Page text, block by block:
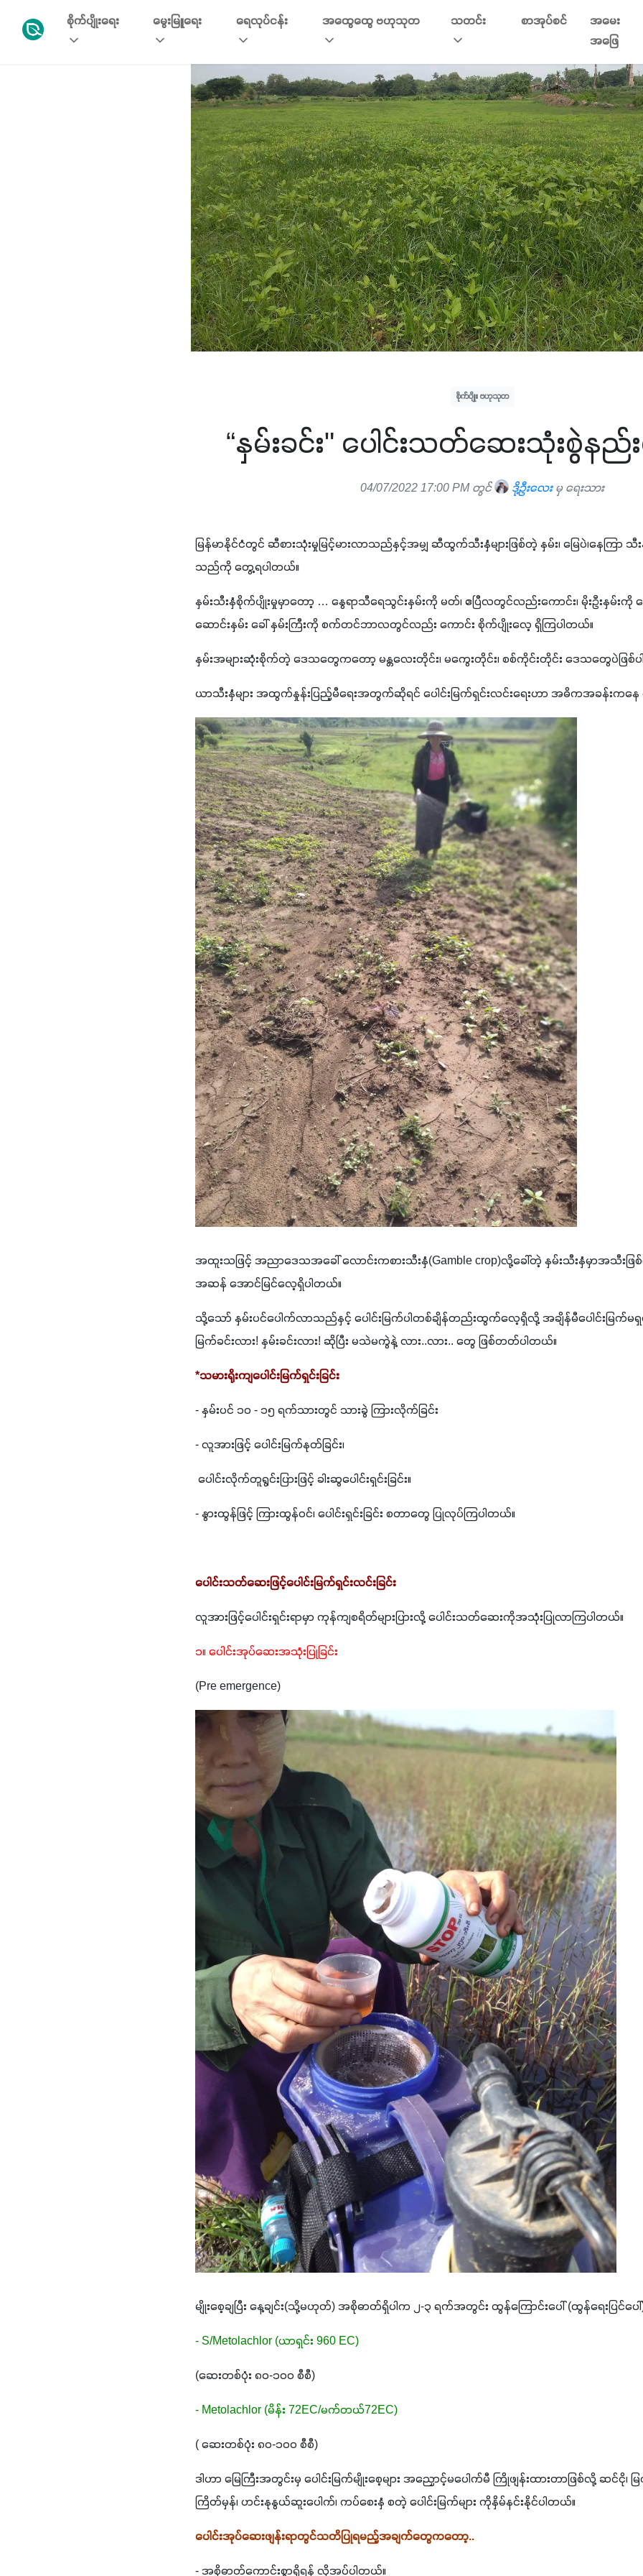
စိုက်ပျိုးရေး မွေးမြူရေး ရေလုပ်ငန်း အထွေထွေ ဗဟုသုတ သတင်း စာအုပ်စင်
အမေး
အဖြေ
စိုက်ပျိုး ဗဟုသုတ
“နှမ်းခင်း" ပေါင်းသတ်ဆေးသုံးစွဲနည်း
04/07/2022 17:00 PM တွင် ဒို့ဦး​လေးမှ ရေးသား
မြန်မာနိုင်ငံတွင် ဆီစားသုံးမှုမြင့်မားလာသည်နှင့်အမျှ ဆီထွက်သီးနှံများဖြစ်တဲ့ နှမ်း၊ မြေပဲ၊နေကြာ သီးနှံ
သည်ကို တွေ့ရပါတယ်။
နှမ်းသီးနှံစိုက်ပျိုးမှုမှာတော့ … နွေရာသီရေသွင်းနှမ်းကို မတ်၊ ဧပြီလတွင်လည်းကောင်း၊ မိုးဦးနှမ်း
ဆောင်းနှမ်း ခေါ် နှမ်းကြီးကို စက်တင်ဘာလတွင်လည်း ကောင်း စိုက်ပျိုးလေ့ ရှိကြပါတယ်။
နှမ်းအများဆုံးစိုက်တဲ့ ဒေသတွေကတော့ မန္တလေးတိုင်း၊ မကွေးတိုင်း၊ စစ်ကိုင်းတိုင်း ဒေသတွေပဲဖြစ်
ယာသီးနှံများ အထွက်နှုန်းပြည့်မီရေးအတွက်ဆိုရင် ပေါင်းမြက်ရှင်းလင်းရေးဟာ အဓိကအခန်းကနေ
အထူးသဖြင့် အညာဒေသအခေါ် လောင်းကစားသီးနှံ(Gamble crop)လို့ခေါ်တဲ့ နှမ်းသီးနှံမှာအသီးဖြစ်
အဆန် အောင်မြင်လေ့ရှိပါတယ်။
သို့သော် နှမ်းပင်ပေါက်လာသည်နှင့် ပေါင်းမြက်ပါတစ်ချိန်တည်းထွက်လေ့ရှိလို့ အချိန်မီပေါင်းမြက်မရှင်
မြက်ခင်းလား! နှမ်းခင်းလား! ဆိုပြီး မသဲမကွဲနဲ့ လား..လား.. တွေ ဖြစ်တတ်ပါတယ်။
*သမားရိုးကျပေါင်းမြက်ရှင်းခြင်း
- နှမ်းပင် ၁၀ - ၁၅ ရက်သားတွင် သားခွဲ ကြားလိုက်ခြင်း
- လူအားဖြင့် ပေါင်းမြက်နုတ်ခြင်း၊
ပေါင်းလိုက်တူရွင်းပြားဖြင့် ခါးဆွပေါင်းရှင်းခြင်း။
- နွားထွန်ဖြင့် ကြားထွန်ဝင်၊ ပေါင်းရှင်းခြင်း စတာတွေ ပြုလုပ်ကြပါတယ်။
ပေါင်းသတ်ဆေးဖြင့်ပေါင်းမြက်ရှင်းလင်းခြင်း
လူအားဖြင့်ပေါင်းရှင်းရာမှာ ကုန်ကျစရိတ်များပြားလို့ ပေါင်းသတ်ဆေးကိုအသုံးပြုလာကြပါတယ်။
၁။ ပေါင်းအုပ်ဆေးအသုံးပြုခြင်း
(Pre emergence)
မျိုးစေ့ချပြီး နေ့ချင်း(သို့မဟုတ်) အစိုဓာတ်ရှိပါက ၂-၃ ရက်အတွင်း ထွန်ကြောင်းပေါ် (ထွန်ရေးပြင်ပေါ်)
- S/Metolachlor (ယာရှင်း 960 EC)
(ဆေးတစ်ပုံး ၈၀-၁၀၀ စီစီ)
- Metolachlor (မိန်း 72EC/မက်တယ်72EC)
( ဆေးတစ်ပုံး ၈၀-၁၀၀ စီစီ)
ဒါဟာ မြေကြီးအတွင်းမှ ပေါင်းမြက်မျိုးစေ့များ အညှောင့်မပေါက်မီ ကြိုဖျန်းထားတာဖြစ်လို့ ဆင်ငို၊ မ
ကြိတ်မှန်၊ ဟင်းနုနွယ်ဆူးပေါက်၊ ကပ်စေးနှံ စတဲ့ ပေါင်းမြက်များ ကိုနှိမ်နင်းနိုင်ပါတယ်။
ပေါင်းအုပ်ဆေးဖျန်းရာတွင်သတိပြုရမည့်အချက်တွေကတော့..
- အစိုဓာတ်ကောင်းစွာရှိရန် လိုအပ်ပါတယ်။